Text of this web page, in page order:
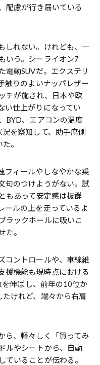
配慮が行き届いている
しれない。けれども、一
いう。シーライオン7
電動SUVだ。エクステリ
触りのよいナッパレザー
チが施され、日本や欧
い仕上がりになってい
BYD、エアコンの温度
を察知して、助手席側
。
フィールやしなやかな乗
句のつけようがない。試
もあって安定感は抜群
ールの上を走っているよ
ラックホールに吸いこ
た。
コントロールや、車線維
援機能も現時点における
伸ばし、前年の10位か
けれど、端々から右肩
ら、軽々しく「買ってみ
ルやシートから、自動
ていることが伝わる。